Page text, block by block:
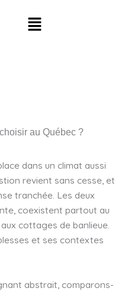
Menu
au Québec ?
dans un climat aussi
revient sans cesse, et
tranchée. Les deux
coexistent partout au
cottages de banlieue.
et ses contextes
abstrait, comparons-